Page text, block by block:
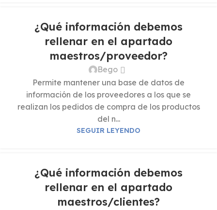
¿Qué información debemos
rellenar en el apartado
maestros/proveedor?
Bego
Permite mantener una base de datos de
información de los proveedores a los que se
realizan los pedidos de compra de los productos
del n...
SEGUIR LEYENDO
¿Qué información debemos
rellenar en el apartado
maestros/clientes?